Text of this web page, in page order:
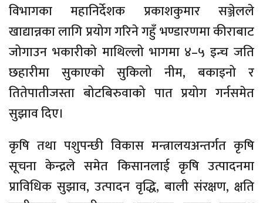
विभागका महानिर्देशक प्रकाशकुमार सञ्जेलले
खाद्यान्नका लागि प्रयोग गरिने गहुँ भण्डारणमा कीराबाट
जोगाउन भकारीको माथिल्लो भागमा ४–५ इन्च जति
छहारीमा सुकाएको सुकिलो नीम, बकाइनो र
तितेपातीजस्ता बोटबिरुवाको पात प्रयोग गर्नसमेत
सुझाव दिए।
कृषि तथा पशुपन्छी विकास मन्त्रालयअन्तर्गत कृषि
सूचना केन्द्रले समेत किसानलाई कृषि उत्पादनमा
प्राविधिक सुझाव, उत्पादन वृद्धि, बाली संरक्षण, क्षति